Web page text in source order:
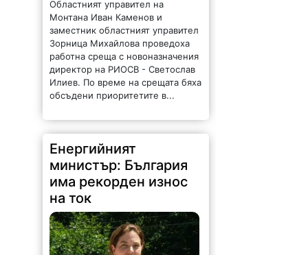
Монтана Иван Каменов и
заместник областният управител
Зорница Михайлова проведоха
работна среща с новоназначения
директор на РИОСВ - Светослав
Илиев. По време на срещата бяха
обсъдени приоритетите в...
Енергийният
министър: България
има рекорден износ
на ток